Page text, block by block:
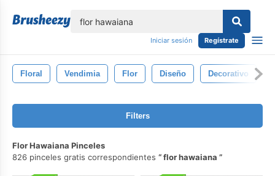
Iniciar sesión Regístrate
Floral Vendimia Flor Diseño Decorativo
Filters
Flor Hawaiana Pinceles
826 pinceles gratis correspondientes
flor hawaiana